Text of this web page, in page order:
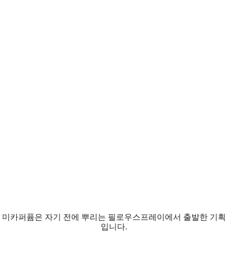
미카퍼퓸은 자기 전에 뿌리는 필로우스프레이에서 출발한 기획
입니다.